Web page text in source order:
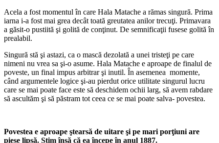
Acela a fost momentul în care Hala Matache a rămas singură. Prima
iarna i-a fost mai grea decât toată greutatea anilor trecuţi. Primavara
a găsit-o pustiită şi golită de conţinut. De semnificaţii fusese golită în
prealabil.
Singură stă şi astazi, ca o mască dezolată a unei tristeţi pe care
nimeni nu vrea sa şi-o asume. Hala Matache e aproape de finalul de
poveste, un final impus arbitrar şi inutil. În asemenea momente,
când argumentele logice şi-au pierdut orice utilitate singurul lucru
care se mai poate face este să deschidem ochii larg, să avem rabdare
să ascultăm şi să păstram tot ceea ce se mai poate salva- povestea.
Povestea e aproape ştearsă de uitare şi pe mari porţiuni are
piese lipsă. Stimînsă că eaîncepeîn anul 1887.